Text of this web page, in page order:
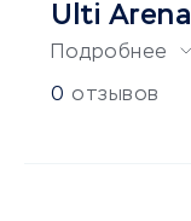
Ulti Arena
Подробнее
0 отзывов